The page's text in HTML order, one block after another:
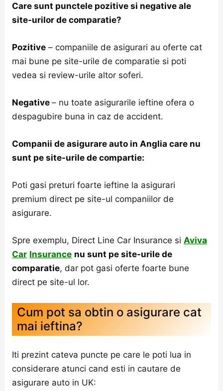
Care sunt punctele pozitive si negative ale
site-urilor de comparatie?
Pozitive – companiile de asigurari au oferte cat
mai bune pe site-urile de comparatie si poti
vedea si review-urile altor soferi.
Negative– nu toate asigurarile ieftine ofera o
despagubire buna in caz de accident.
Companii de asigurare auto in Anglia care nu
sunt pe site-urile de compartie:
Poti gasi preturi foarte ieftine la asigurari
premium direct pe site-ul companiilor de
asigurare.
Spre exemplu, Direct Line Car Insurance siAviva
Car Insurance nu sunt pe site-urile de
comparatie, dar pot gasi oferte foarte bune
direct pe site-ul lor.
Cum pot sa obtin o asigurare cat
mai ieftina?
Iti prezint cateva puncte pe care le poti lua in
considerare atunci cand esti in cautare de
asigurare auto in UK: